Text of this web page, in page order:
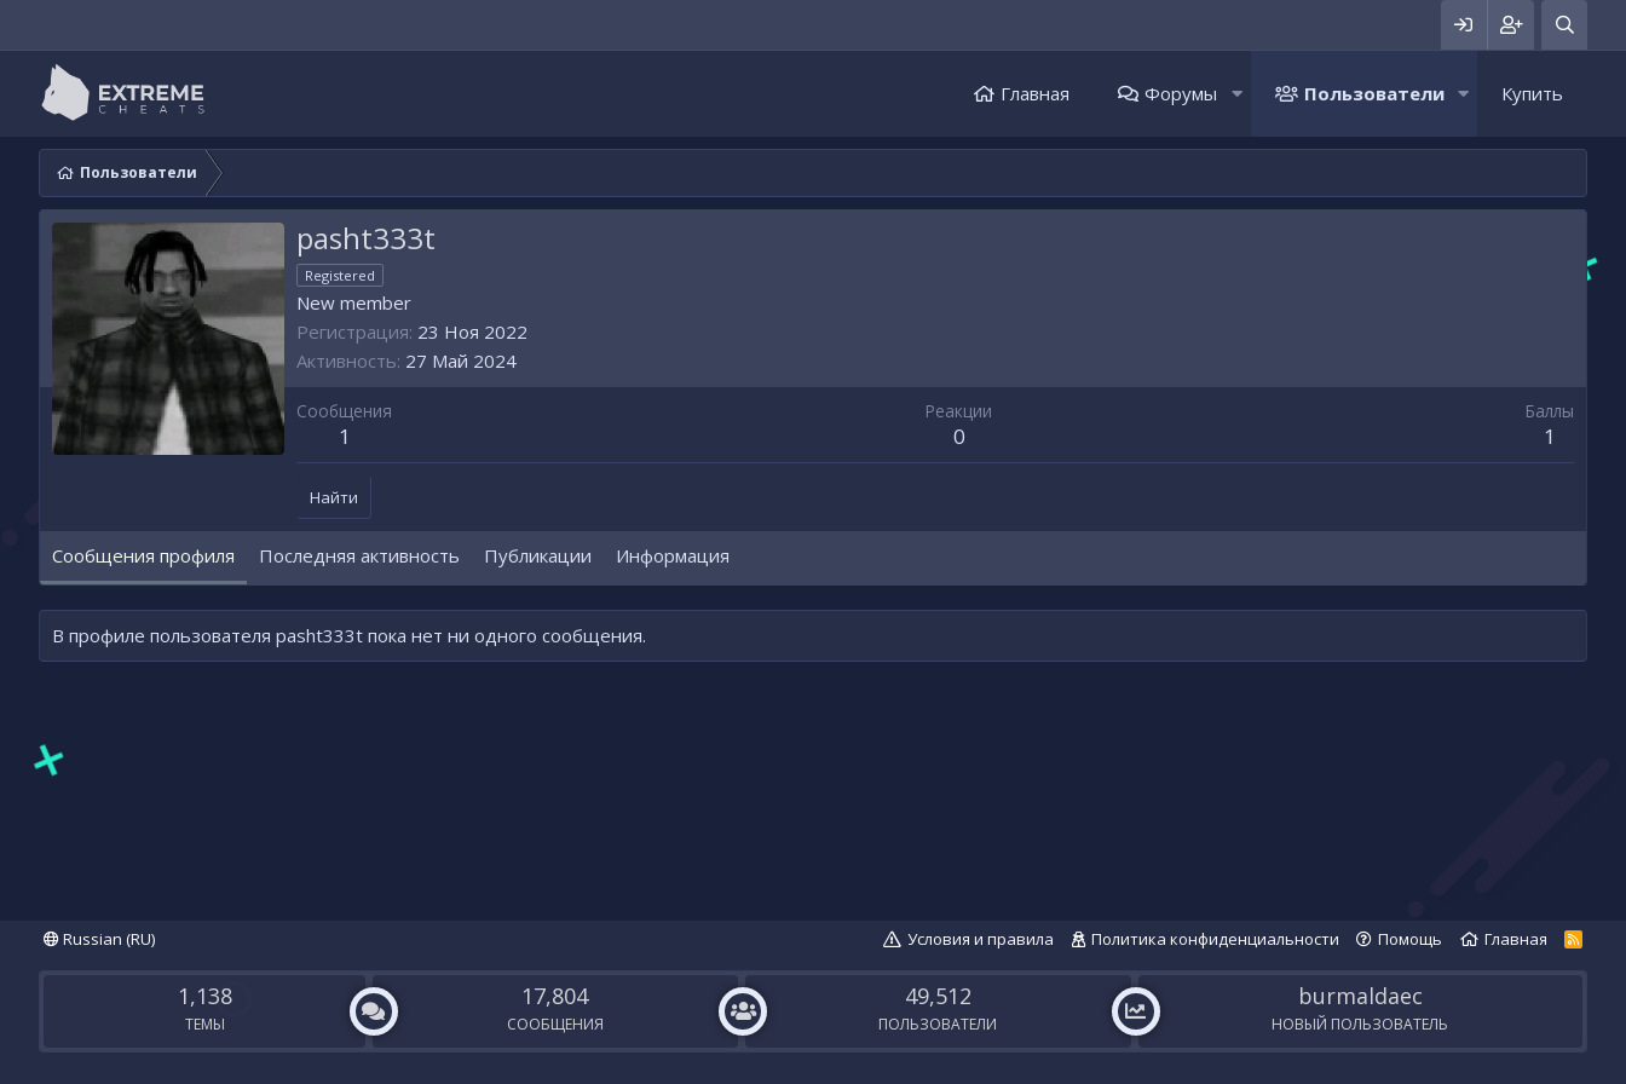
Главная Форумы Пользователи Купить
Пользователи
pasht333t
Registered
New member
Регистрация 23 Ноя 2022
Активность 27 Май 2024
Сообщения
1
Реакции
0
Баллы
1
Найти
Сообщения профиля Последняя активность Публикации Информация
В профиле пользователя pasht333t пока нет ни одного сообщения.
Russian (RU) Условия и правила Политика конфиденциальности Помощь Главная
R
S
1,138
ТЕМЫ
17,804
СООБЩЕНИЯ
49,512
ПОЛЬЗОВАТЕЛИ
burmaldaec
НОВЫЙ ПОЛЬЗОВАТЕЛЬ